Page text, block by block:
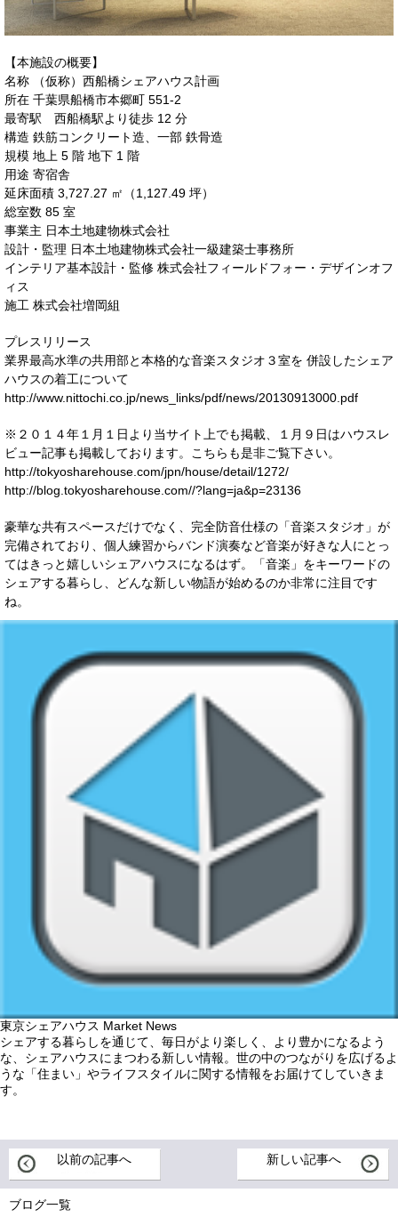
【本施設の概要】
名称 （仮称）西船橋シェアハウス計画
所在 千葉県船橋市本郷町 551-2
最寄駅 西船橋駅より徒歩 12 分
構造 鉄筋コンクリート造、一部 鉄骨造
規模 地上 5 階 地下 1 階
用途 寄宿舎
延床面積 3,727.27 ㎡（1,127.49 坪）
総室数 85 室
事業主 日本土地建物株式会社
設計・監理 日本土地建物株式会社一級建築士事務所
インテリア基本設計・監修 株式会社フィールドフォー・デザインオフ
ィス
施工 株式会社増岡組
プレスリリース
業界最高水準の共用部と本格的な音楽スタジオ３室を 併設したシェア
ハウスの着工について
http://www.nittochi.co.jp/news_links/pdf/news/20130913000.pdf
※２０１４年１月１日より当サイト上でも掲載、１月９日はハウスレ
ビュー記事も掲載しております。こちらも是非ご覧下さい。
http://tokyosharehouse.com/jpn/house/detail/1272/
http://blog.tokyosharehouse.com//?lang=ja&p=23136
豪華な共有スペースだけでなく、完全防音仕様の「音楽スタジオ」が
完備されており、個人練習からバンド演奏など音楽が好きな人にとっ
てはきっと嬉しいシェアハウスになるはず。「音楽」をキーワードの
シェアする暮らし、どんな新しい物語が始めるのか非常に注目です
ね。
東京シェアハウス Market News
シェアする暮らしを通じて、毎日がより楽しく、より豊かになるよう
な、シェアハウスにまつわる新しい情報。世の中のつながりを広げるよ
うな「住まい」やライフスタイルに関する情報をお届けてしていきま
す。
以前の記事へ 新しい記事へ
ブログ一覧